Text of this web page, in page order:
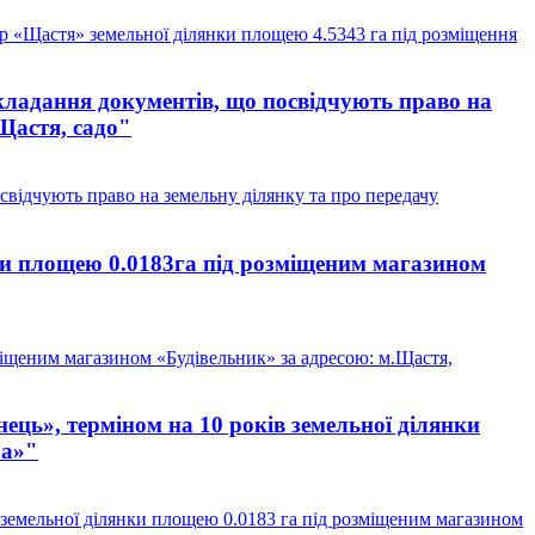
земельної ділянки площею 4.5343 га під розміщення
документів, що посвідчують право на
садо"
право на земельну ділянку та про передачу
0.0183га під розміщеним магазином
магазином «Будівельник» за адресою: м.Щастя,
терміном на 10 років земельної ділянки
ділянки площею 0.0183 га під розміщеним магазином